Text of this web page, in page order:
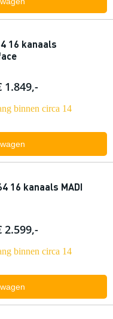
16 kanaals
1.849,-
binnen circa 14
16 kanaals MADI
2.599,-
binnen circa 14